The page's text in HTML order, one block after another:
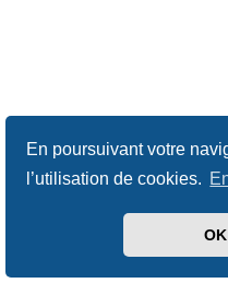
En poursuivant votre
l’utilisation de cookies.
OK